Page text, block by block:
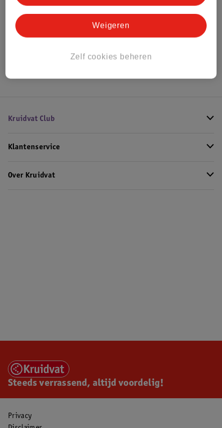
Alle Elektronisch speelgoed
Hoe controleren wij de reviews?
Kruidvat Club
Klantenservice
Over Kruidvat
Steeds verrassend, altijd voordelig!
Privacy
Zelf cookies beheren
Weigeren